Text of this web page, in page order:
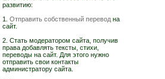
развитию:
1. Отправить собственный перевод на
сайт.
2. Стать модератором сайта, получив
права добавлять тексты, стихи,
переводы на сайт. Для этого нужно
отправить свои контакты
администратору сайта.